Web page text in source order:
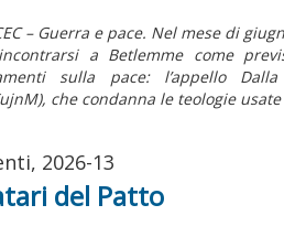
– Guerra e pace. Nel mese di
a Betlemme come
sulla pace: l’appello
che condanna le teologie
2026-13
del Patto